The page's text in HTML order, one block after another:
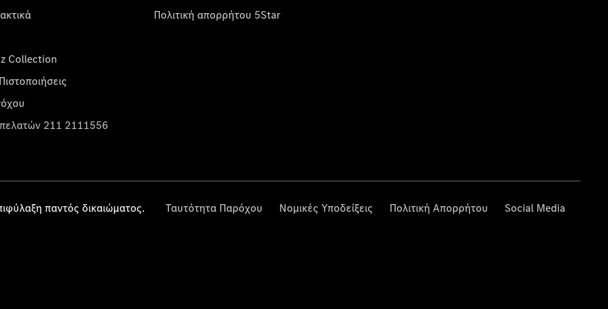
Collection
211 2111556
Πολιτική απορρήτου 5Star
παντός δικαιώματος. Ταυτότητα Παρόχου Νομικές Υποδείξεις Πολιτική Απορρήτου Social Media